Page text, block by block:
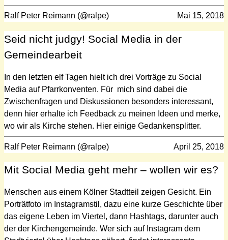
Ralf Peter Reimann (@ralpe) Mai 15, 2018
Seid nicht judgy! Social Media in der
Gemeindearbeit
In den letzten elf Tagen hielt ich drei Vorträge zu Social
Media auf Pfarrkonventen. Für mich sind dabei die
Zwischenfragen und Diskussionen besonders interessant,
denn hier erhalte ich Feedback zu meinen Ideen und merke,
wo wir als Kirche stehen. Hier einige Gedankensplitter.
Ralf Peter Reimann (@ralpe) April 25, 2018
Mit Social Media geht mehr – wollen wir es?
Menschen aus einem Kölner Stadtteil zeigen Gesicht. Ein
Porträtfoto im Instagramstil, dazu eine kurze Geschichte über
das eigene Leben im Viertel, dann Hashtags, darunter auch
der der Kirchengemeinde. Wer sich auf Instagram dem